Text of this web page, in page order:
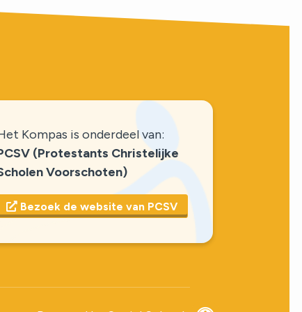
Kompas is onderdeel van:
(Protestants Christelijke
Voorschoten)
Bezoek de website van PCSV